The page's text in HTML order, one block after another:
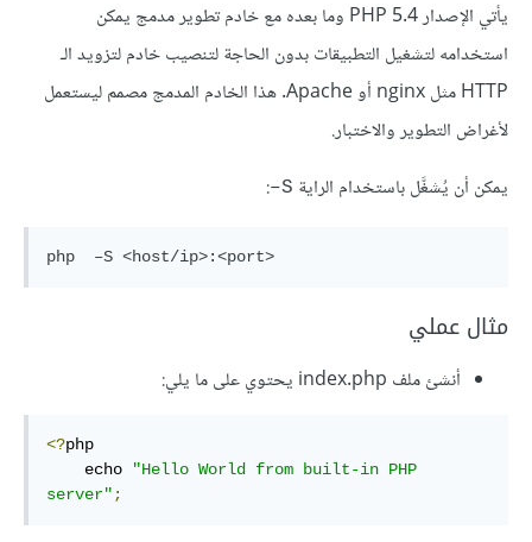
يأتي الإصدار PHP 5.4 وما بعده مع خادم تطوير مدمج يمكن
استخدامه لتشغيل التطبيقات بدون الحاجة لتنصيب خادم لتزويد الـ
HTTP مثل nginx أو Apache. هذا الخادم المدمج مصمم ليستعمل
لأغراض التطوير والاختبار.
يمكن أن يُشغَّل باستخدام الراية S–
:
مثال عملي
أنشئ ملف index.php يحتوي على ما يلي:
<?php
    echo
"Hello World from built-in PHP
server" ;